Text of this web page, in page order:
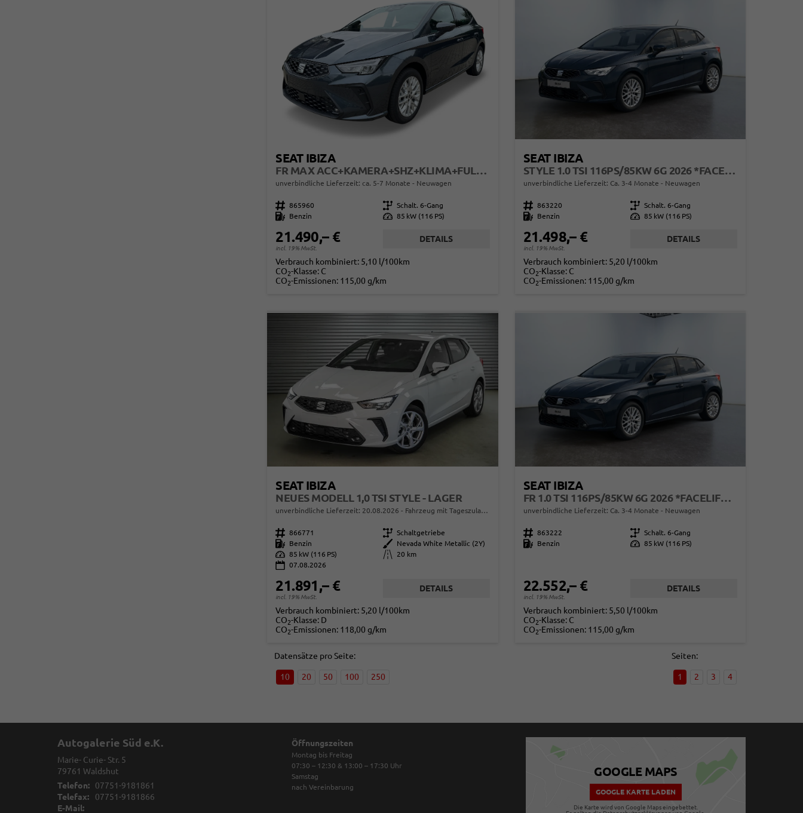
SEAT IBIZA
FR MAX ACC+KAMERA+SHZ+KLIMA+FULL LINK+PDC+LED+16" ALU+KESSY
unverbindliche Lieferzeit: ca. 5-7 Monate Neuwagen
Fahrzeugnr. 865960 Getriebe Schalt. 6-Gang
Kraftstoff
Benzin Leistung 85 kW (116 PS)
21.490,– €
incl. 19% MwSt.
DETAILS
Verbrauch kombiniert: 5,10 l/100km
CO2-Klasse: C
CO2-Emissionen: 115,00 g/km
SEAT IBIZA
STYLE 1.0 TSI 116PS/85KW 6G 2026 *FACELIFTET*
unverbindliche Lieferzeit: Ca. 3-4 Monate Neuwagen
Fahrzeugnr. 863220 Getriebe Schalt. 6-Gang
Kraftstoff
Benzin Leistung 85 kW (116 PS)
21.498,– €
incl. 19% MwSt.
DETAILS
Verbrauch kombiniert: 5,20 l/100km
CO2-Klasse: C
CO2-Emissionen: 115,00 g/km
SEAT IBIZA
NEUES MODELL 1,0 TSI STYLE - LAGER
unverbindliche Lieferzeit: 20.08.2026 Fahrzeug mit Tageszulassung
Fahrzeugnr. 866771 Getriebe Schaltgetriebe
Kraftstoff
Benzin Außenfarbe
Nevada White Metallic (2Y)
Leistung 85 kW (116 PS) Kilometerstand
20 km
07.08.2026
21.891,– €
incl. 19% MwSt.
DETAILS
Verbrauch kombiniert: 5,20 l/100km
CO2-Klasse: D
CO2-Emissionen: 118,00 g/km
SEAT IBIZA
FR 1.0 TSI 116PS/85KW 6G 2026 *FACELIFTET*
unverbindliche Lieferzeit: Ca. 3-4 Monate Neuwagen
Fahrzeugnr. 863222 Getriebe Schalt. 6-Gang
Kraftstoff
Benzin Leistung 85 kW (116 PS)
22.552,– €
incl. 19% MwSt.
DETAILS
Verbrauch kombiniert: 5,50 l/100km
CO2-Klasse: C
CO2-Emissionen: 115,00 g/km
Datensätze pro Seite:
10 20 50 100 250
Seiten:
1 2 3 4
Autogalerie Süd e.K.
Marie- Curie- Str. 5
79761 Waldshut
Telefon:
07751-9181861
Telefax:
07751-9181866
E-Mail:
Öffnungszeiten
Montag bis Freitag
07:30 – 12:30 & 13:00 – 17:30 Uhr
Samstag
nach Vereinbarung
GOOGLE MAPS
GOOGLE KARTE LADEN
Die Karte wird von Google Maps eingebettet.